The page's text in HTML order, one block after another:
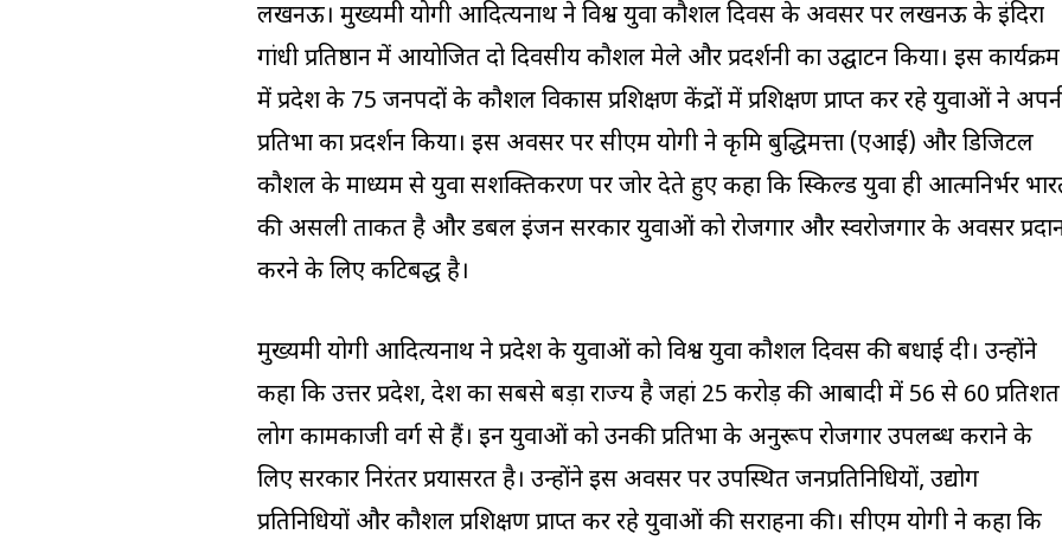
लखनऊ। मुख्यमंत्री योगी आदित्यनाथ ने विश्व युवा कौशल दिवस के अवसर पर लखनऊ के इंदिरा
गांधी प्रतिष्ठान में आयोजित दो दिवसीय कौशल मेले और प्रदर्शनी का उद्घाटन किया। इस कार्यक्रम
में प्रदेश के 75 जनपदों के कौशल विकास प्रशिक्षण केंद्रों में प्रशिक्षण प्राप्त कर रहे युवाओं ने
प्रतिभा का प्रदर्शन किया। इस अवसर पर सीएम योगी ने कृत्रिम बुद्धिमत्ता (एआई) और डिजिटल
कौशल के माध्यम से युवा सशक्तिकरण पर जोर देते हुए कहा कि स्किल्ड युवा ही आत्मनिर्भर
की असली ताकत है और डबल इंजन सरकार युवाओं को रोजगार और स्वरोजगार के अवसर
करने के लिए कटिबद्ध है।
मुख्यमंत्री योगी आदित्यनाथ ने प्रदेश के युवाओं को विश्व युवा कौशल दिवस की बधाई दी। उन्होंने
कहा कि उत्तर प्रदेश, देश का सबसे बड़ा राज्य है जहां 25 करोड़ की आबादी में 56 से 60 प्रतिशत
लोग कामकाजी वर्ग से हैं। इन युवाओं को उनकी प्रतिभा के अनुरूप रोजगार उपलब्ध कराने के
लिए सरकार निरंतर प्रयासरत है। उन्होंने इस अवसर पर उपस्थित जनप्रतिनिधियों, उद्योग
प्रतिनिधियों और कौशल प्रशिक्षण प्राप्त कर रहे युवाओं की सराहना की। सीएम योगी ने कहा कि